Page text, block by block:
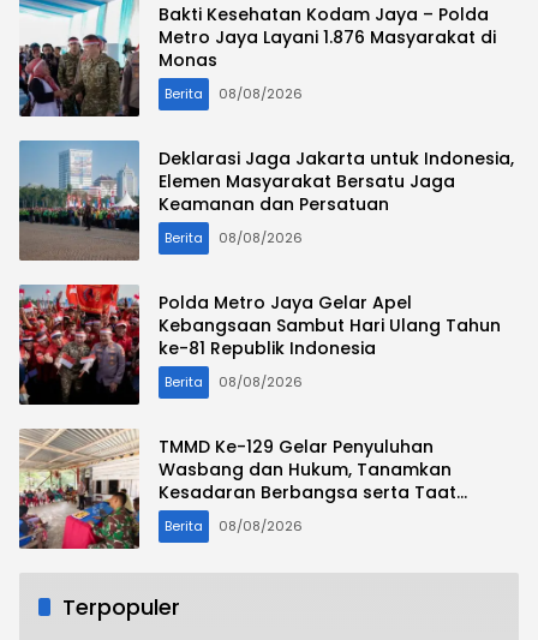
Bakti Kesehatan Kodam Jaya – Polda
Metro Jaya Layani 1.876 Masyarakat di
Monas
Berita 08/08/2026
Deklarasi Jaga Jakarta untuk Indonesia,
Elemen Masyarakat Bersatu Jaga
Keamanan dan Persatuan
Berita 08/08/2026
Polda Metro Jaya Gelar Apel
Kebangsaan Sambut Hari Ulang Tahun
ke-81 Republik Indonesia
Berita 08/08/2026
TMMD Ke-129 Gelar Penyuluhan
Wasbang dan Hukum, Tanamkan
Kesadaran Berbangsa serta Taat
Aturan di Kampung Sesor
Berita 08/08/2026
Terpopuler